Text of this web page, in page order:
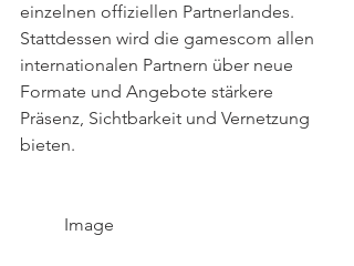
einzelnen offiziellen Partnerlandes.
Stattdessen wird die gamescom allen
internationalen Partnern über neue
Formate und Angebote stärkere
Präsenz, Sichtbarkeit und Vernetzung
bieten.